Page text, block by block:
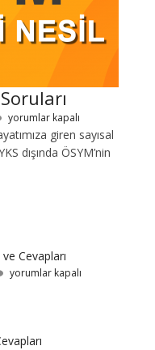
yorumlar kapalı
giren sayısal
dışında ÖSYM’nin
Cevapları
yorumlar kapalı